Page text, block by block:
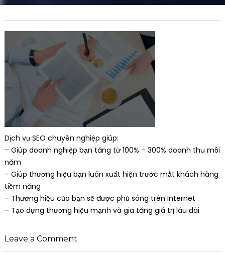
Dịch vụ SEO chuyên nghiệp giúp:
– Giúp doanh nghiệp bạn tăng từ 100% – 300% doanh thu mỗi
năm
– Giúp thương hiệu bạn luôn xuất hiện trước mắt khách hàng
tiềm năng
– Thương hiệu của bạn sẽ được phủ sóng trên Internet
– Tạo dựng thương hiệu mạnh và gia tăng giá trị lâu dài
Leave a Comment